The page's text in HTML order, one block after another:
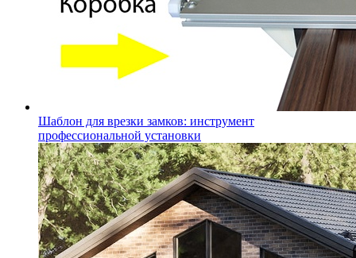
Шаблон для врезки замков: инструмент
профессиональной установки